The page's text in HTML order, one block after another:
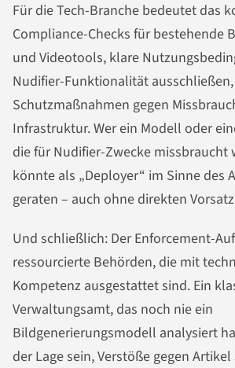
Für die Tech-Branche bedeutet das
Compliance-Checks für bestehende
und Videotools, klare
Nudifier-Funktionalität
Schutzmaßnahmen gegen
Infrastruktur. Wer ein Modell oder
die für Nudifier-Zwecke missbraucht
könnte als „Deployer“ im Sinne des
geraten – auch ohne direkten
Und schließlich: Der Enforcement-
ressourcierte Behörden, die mit
Kompetenz ausgestattet sind. Ein
Verwaltungsamt, das noch nie ein
Bildgenerierungsmodell analysiert
der Lage sein, Verstöße gegen